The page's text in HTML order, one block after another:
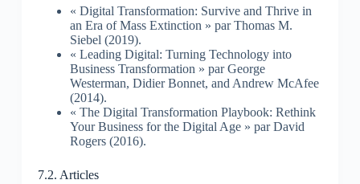
« Digital Transformation: Survive and Thrive in
an Era of Mass Extinction » par Thomas M.
Siebel (2019).
« Leading Digital: Turning Technology into
Business Transformation » par George
Westerman, Didier Bonnet, and Andrew McAfee
(2014).
« The Digital Transformation Playbook: Rethink
Your Business for the Digital Age » par David
Rogers (2016).
7.2. Articles